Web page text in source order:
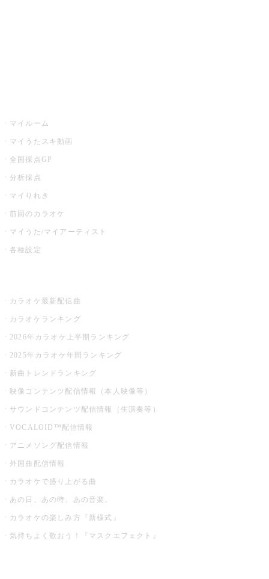
マイルーム
マイうたスキ動画
全国採点GP
分析採点
マイりれき
前回のカラオケ
マイうた/マイアーティスト
各種設定
カラオケ最新配信曲
カラオケランキング
2026年カラオケ上半期ランキング
2025年カラオケ年間ランキング
新曲トレンドランキング
映像コンテンツ配信情報（本人映像等）
サウンドコンテンツ配信情報（生演奏等）
VOCALOID™配信情報
アニメソング配信情報
外国曲配信情報
カラオケで盛り上がる曲
あの日、あの時、あの音楽。
カラオケの楽しみ方『新様式』
気持ちよく歌おう！『マスクエフェクト』